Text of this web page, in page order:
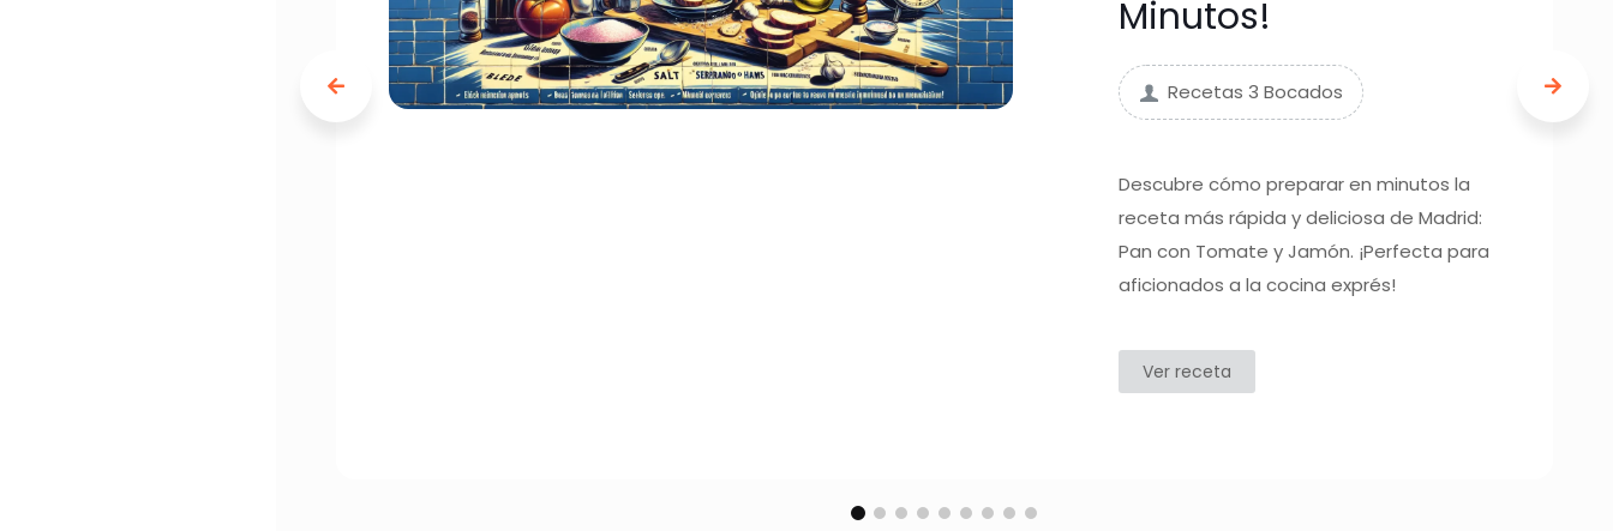
Minutos!
Recetas 3 Bocados
Descubre cómo preparar en minutos la
receta más rápida y deliciosa de Madrid:
Pan con Tomate y Jamón. ¡Perfecta para
aficionados a la cocina exprés!
Ver receta